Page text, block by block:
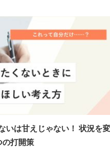
いは甘えじゃない！ 状況を変
の打開策